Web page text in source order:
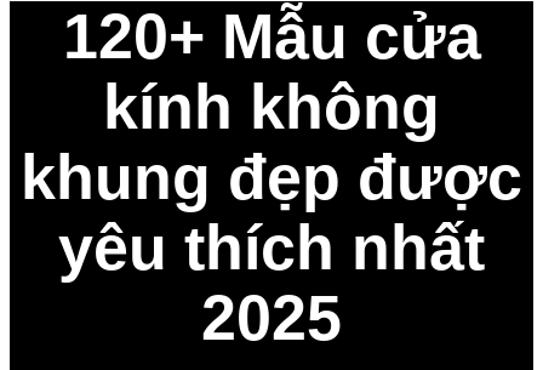
120+ Mẫu cửa
kính không
khung đẹp được
yêu thích nhất
2025